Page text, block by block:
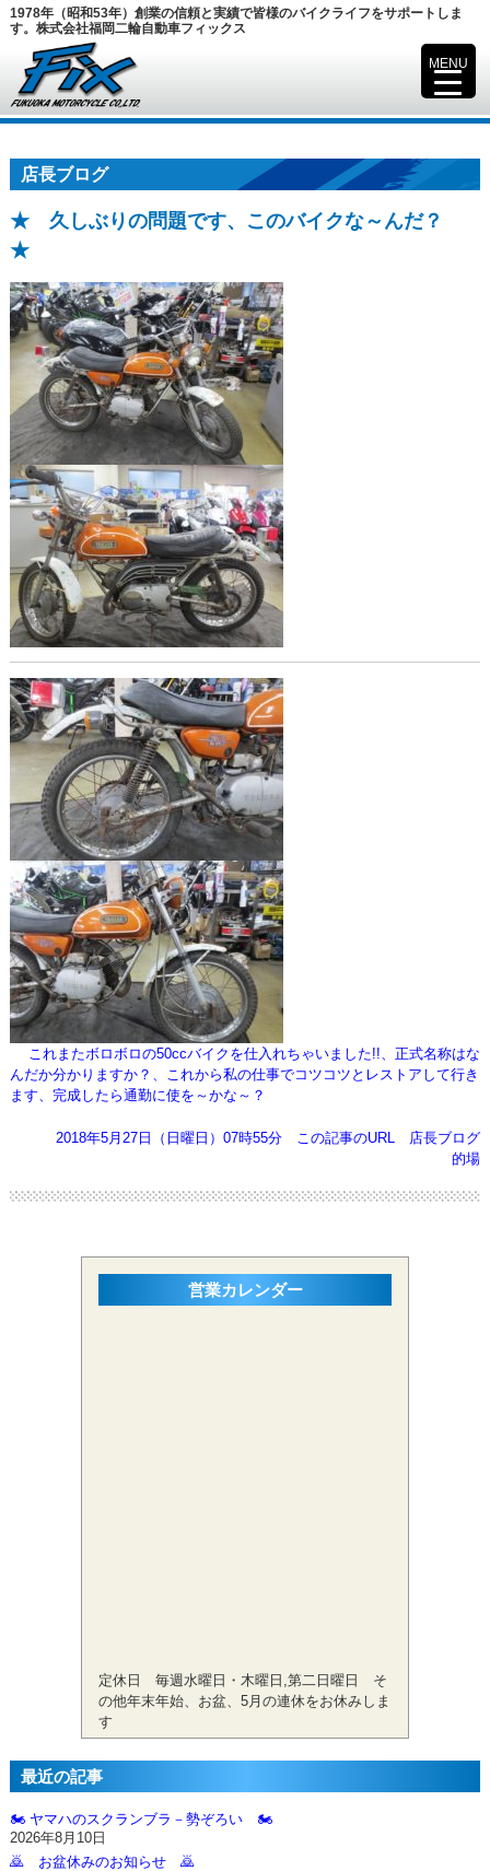
1978年（昭和53年）創業の信頼と実績で皆様のバイクライフをサポートしま
す。株式会社福岡二輪自動車フィックス
店長ブログ
★ 久しぶりの問題です、このバイクな～んだ？
★
これまたボロボロの50ccバイクを仕入れちゃいました!!、正式名称はな
んだか分かりますか？、これから私の仕事でコツコツとレストアして行き
ます、完成したら通勤に使を～かな～？
2018年5月27日（日曜日）07時55分 この記事のURL
店長ブログ
的場
営業カレンダー
定休日 毎週水曜日・木曜日,第二日曜日 そ
の他年末年始、お盆、5月の連休をお休みしま
す
最近の記事
🏍️ ヤマハのスクランブラ－勢ぞろい 🏍️
2026年8月10日
🙇‍ お盆休みのお知らせ 🙇‍
MENU
▼